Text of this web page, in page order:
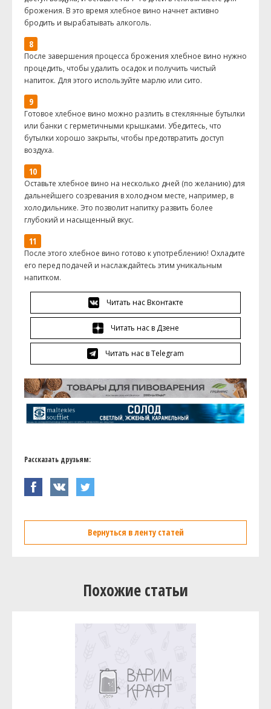
брожения. В это время хлебное вино начнет активно
бродить и вырабатывать алкоголь.
После завершения процесса брожения хлебное вино нужно
процедить, чтобы удалить осадок и получить чистый
напиток. Для этого используйте марлю или сито.
Готовое хлебное вино можно разлить в стеклянные бутылки
или банки с герметичными крышками. Убедитесь, что
бутылки хорошо закрыты, чтобы предотвратить доступ
воздуха.
Оставьте хлебное вино на несколько дней (по желанию) для
дальнейшего созревания в холодном месте, например, в
холодильнике. Это позволит напитку развить более
глубокий и насыщенный вкус.
После этого хлебное вино готово к употреблению! Охладите
его перед подачей и наслаждайтесь этим уникальным
напитком.
Читать нас Вконтакте
Читать нас в Дзене
Читать нас в Telegram
Рассказать друзьям:
Вернуться в ленту статей
Похожие статьи